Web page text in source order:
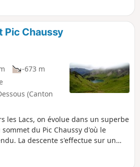
ici ne
jolis paysages.
Pic Chaussy
-673 m
(Canton
les Lacs, on évolue dans un superbe
du Pic Chaussy d'où le
La descente s'effectue sur un